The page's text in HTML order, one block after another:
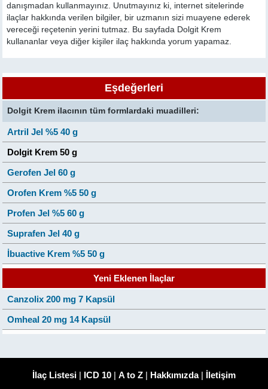
danışmadan kullanmayınız. Unutmayınız ki, internet sitelerinde
ilaçlar hakkında verilen bilgiler, bir uzmanın sizi muayene ederek
vereceği reçetenin yerini tutmaz. Bu sayfada Dolgit Krem
kullananlar veya diğer kişiler ilaç hakkında yorum yapamaz.
Eşdeğerleri
Dolgit Krem ilacının tüm formlardaki muadilleri:
Artril Jel %5 40 g
Dolgit Krem 50 g
Gerofen Jel 60 g
Orofen Krem %5 50 g
Profen Jel %5 60 g
Suprafen Jel 40 g
İbuactive Krem %5 50 g
Yeni Eklenen İlaçlar
Canzolix 200 mg 7 Kapsül
Omheal 20 mg 14 Kapsül
İlaç Listesi | ICD 10 | A to Z | Hakkımızda| İletişim